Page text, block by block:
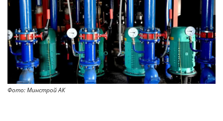
Фото: Минстрой АК